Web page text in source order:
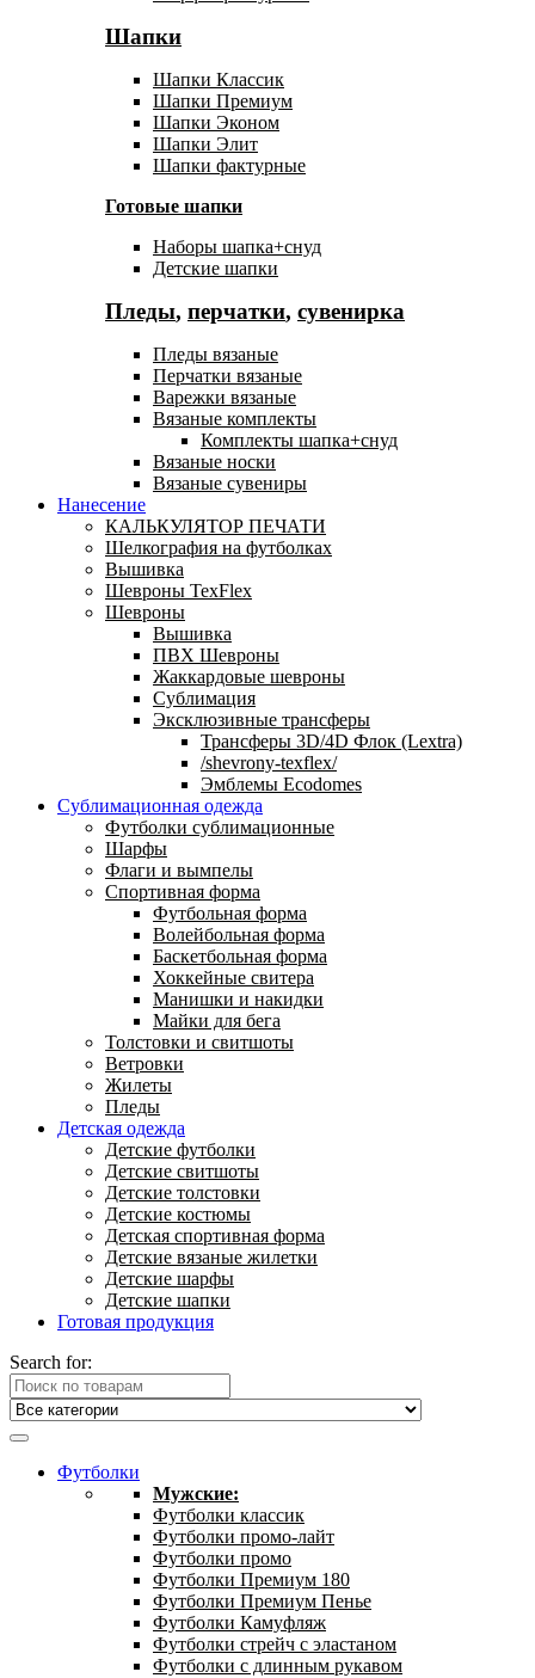
Шапки
Шапки Классик
Шапки Премиум
Шапки Эконом
Шапки Элит
Шапки фактурные
Готовые шапки
Наборы шапка+снуд
Детские шапки
Пледы, перчатки, сувенирка
Пледы вязаные
Перчатки вязаные
Варежки вязаные
Вязаные комплекты
Комплекты шапка+снуд
Вязаные носки
Вязаные сувениры
Нанесение
КАЛЬКУЛЯТОР ПЕЧАТИ
Шелкография на футболках
Вышивка
Шевроны TexFlex
Шевроны
Вышивка
ПВХ Шевроны
Жаккардовые шевроны
Сублимация
Эксклюзивные трансферы
Трансферы 3D/4D Флок (Lextra)
/shevrony-texflex/
Эмблемы Ecodomes
Сублимационная одежда
Футболки сублимационные
Шарфы
Флаги и вымпелы
Спортивная форма
Футбольная форма
Волейбольная форма
Баскетбольная форма
Хоккейные свитера
Манишки и накидки
Майки для бега
Толстовки и свитшоты
Ветровки
Жилеты
Пледы
Детская одежда
Детские футболки
Детские свитшоты
Детские толстовки
Детские костюмы
Детская спортивная форма
Детские вязаные жилетки
Детские шарфы
Детские шапки
Готовая продукция
Search for:
Футболки
Мужские:
Футболки классик
Футболки промо-лайт
Футболки промо
Футболки Премиум 180
Футболки Премиум Пенье
Футболки Камуфляж
Футболки стрейч с эластаном
Футболки с длинным рукавом